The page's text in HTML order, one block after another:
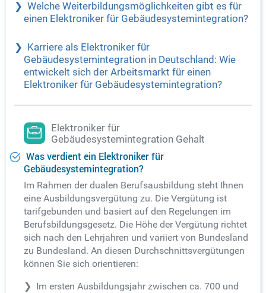
Welche Weiterbildungsmöglichkeiten gibt es für
einen Elektroniker für Gebäudesystemintegration?
Karriere als Elektroniker für
Gebäudesystemintegration in Deutschland: Wie
entwickelt sich der Arbeitsmarkt für einen
Elektroniker für Gebäudesystemintegration?
Elektroniker für
Gebäudesystemintegration Gehalt
Was verdient ein Elektroniker für
Gebäudesystemintegration?
Im Rahmen der dualen Berufsausbildung steht Ihnen
eine Ausbildungsvergütung zu. Die Vergütung ist
tarifgebunden und basiert auf den Regelungen im
Berufsbildungsgesetz. Die Höhe der Vergütung richtet
sich nach den Lehrjahren und variiert von Bundesland
zu Bundesland. An diesen Durchschnittsvergütungen
können Sie sich orientieren:
Im ersten Ausbildungsjahr zwischen ca. 700 und